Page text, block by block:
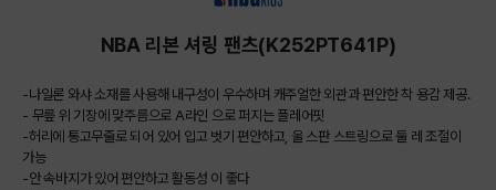
NBA 리본 셔링 팬츠(K252PT641P)
-나일론 와샤 소재를 사용해 내구성이 우수하며 캐주얼한 외관과 편안한 착 용감 제공.
- 무릎 위 기장에 맞주름으로 A라인 으로 퍼지는 플레어핏
-허리에 통고무줄로 되어 있어 입고 벗기 편안하고, 울 스판 스트링으로 둘 레 조절이
가능
-안 속바지가 있어 편안하고 활동성 이 좋다